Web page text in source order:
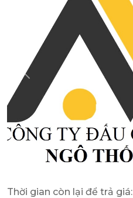
Previous
Thời gian còn lại để trả giá: